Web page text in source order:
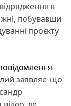
в
побувавши
проєкту
заявляє, що